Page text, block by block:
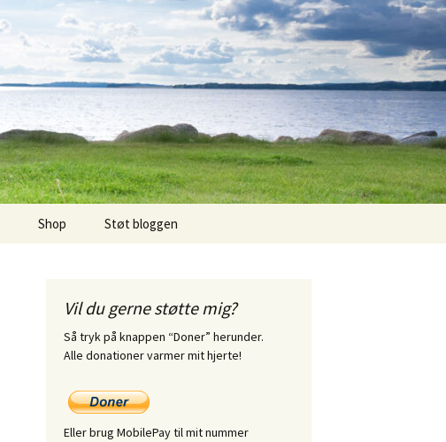
Shop Støt bloggen
Vil du gerne støtte mig?
Så tryk på knappen “Doner” herunder.
Alle donationer varmer mit hjerte!
Eller brug MobilePay til mit nummer